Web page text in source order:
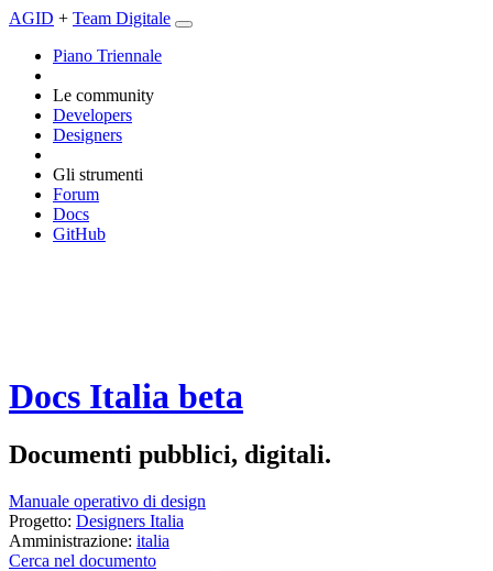
AGID + Team Digitale
Piano Triennale
Le community
Developers
Designers
Gli strumenti
Forum
Docs
GitHub
Docs Italia beta
Documenti pubblici, digitali.
Manuale operativo di design
Progetto: Designers Italia
Amministrazione: italia
Cerca nel documento